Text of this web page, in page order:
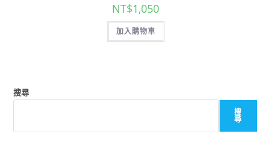
NT$1,050
加入購物車
搜尋
搜
尋